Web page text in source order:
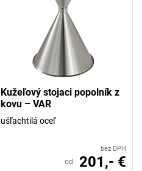
Kužeľový stojaci popolník z
kovu – VAR
ušľachtilá oceľ
bez DPH
od 201,- €